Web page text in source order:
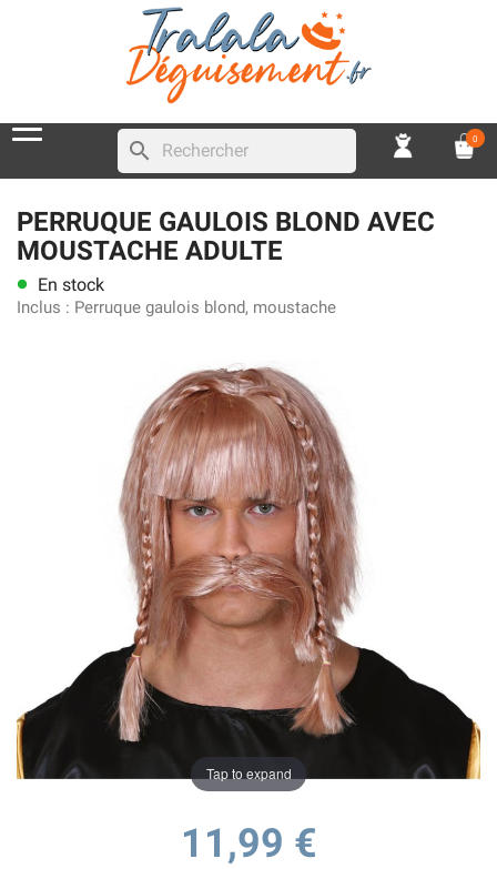
search 0
PERRUQUE GAULOIS BLOND AVEC
MOUSTACHE ADULTE
lens En stock
Inclus : Perruque gaulois blond, moustache
Tap to expand
11,99 €